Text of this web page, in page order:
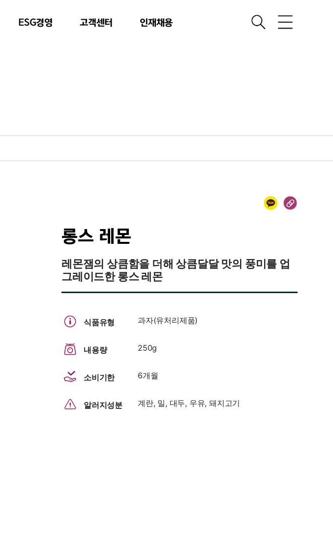
ESG경영 고객센터 인재채용
롱스 레몬
레몬잼의 상큼함을 더해 상큼달달 맛의 풍미를 업
그레이드한 롱스 레몬
식품유형 과자(유처리제품)
내용량 250g
소비기한 6개월
알러지성분 계란, 밀, 대두, 우유, 돼지고기